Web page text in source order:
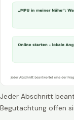
Jeder Abschnitt
Begutachtung offen